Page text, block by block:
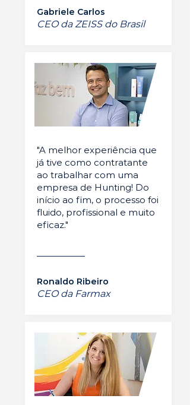
Gabriele Carlos
CEO da ZEISS do Brasil
"A melhor experiência que
já tive como contratante
ao trabalhar com uma
empresa de Hunting! Do
início ao fim, o processo foi
fluido, profissional e muito
eficaz."
Ronaldo Ribeiro
CEO da Farmax